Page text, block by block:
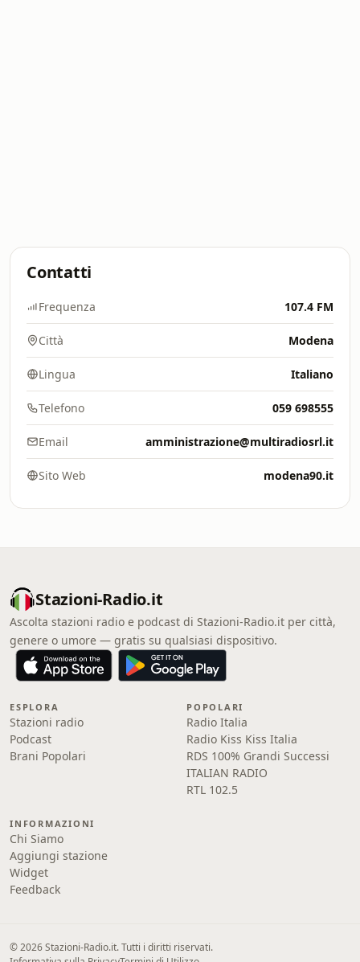
Contatti
Frequenza 107.4 FM
Città Modena
Lingua Italiano
Telefono 059 698555
Email amministrazione@multiradiosrl.it
Sito Web modena90.it
Stazioni-Radio.it
Ascolta stazioni radio e podcast di Stazioni-Radio.it per città,
genere o umore — gratis su qualsiasi dispositivo.
ESPLORA
Stazioni radio
Podcast
Brani Popolari
POPOLARI
Radio Italia
Radio Kiss Kiss Italia
RDS 100% Grandi Successi
ITALIAN RADIO
RTL 102.5
INFORMAZIONI
Chi Siamo
Aggiungi stazione
Widget
Feedback
© 2026 Stazioni-Radio.it. Tutti i diritti riservati.